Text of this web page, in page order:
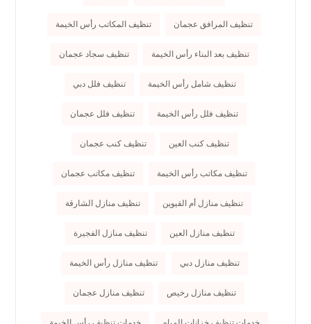
تنظيف المرافق عجمان تنظيف المكاتب رأس الخيمة
تنظيف بعد البناء رأس الخيمة تنظيف سجاد عجمان
تنظيف شامل رأس الخيمة تنظيف فلل دبي
تنظيف فلل رأس الخيمة تنظيف فلل عجمان
تنظيف كنب العين تنظيف كنب عجمان
تنظيف مكاتب رأس الخيمة تنظيف مكاتب عجمان
تنظيف منازل أم القيوين تنظيف منازل الشارقة
تنظيف منازل العين تنظيف منازل الفجيرة
تنظيف منازل دبي تنظيف منازل رأس الخيمة
تنظيف منازل رخيص تنظيف منازل عجمان